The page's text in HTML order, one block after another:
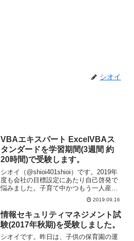
シオイ
VBAエキスパート ExcelVBAス
タンダードを学習期間(3週間 約
20時間)で受験します。
シオイ（@shioi401shioi）です。2019年
度も会社の目標設定にあたり自己啓発で
悩みました。子育て中かつもう一人産ま
れる予定があるためガチな資格試験の受
験勉強に充てる時間はありません。でき
るだけ難易度が低そうだけれど誰でも簡
単に取...
2019.09.16
情報セキュリティマネジメント試
験(2017年秋期)を受験しました。
シオイです。昨日は、子供の保育園の運